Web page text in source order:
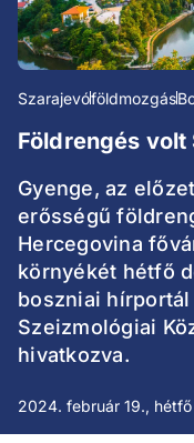
Szarajevóföldmozgás
Földrengés
Gyenge, az
erősségű
Hercegovina
környékét hétfő
boszniai
Szeizmológiai
hivatkozva.
2024. február 19., hétfő